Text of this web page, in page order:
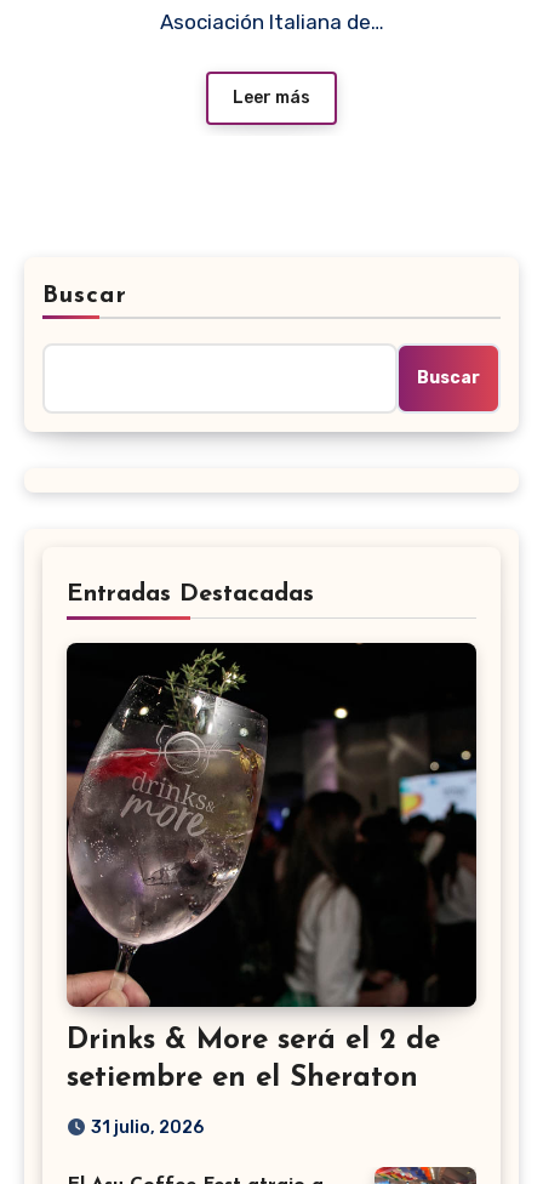
Asociación Italiana de…
Leer más
Buscar
Buscar
Entradas Destacadas
Drinks & More será el 2 de
setiembre en el Sheraton
31 julio, 2026